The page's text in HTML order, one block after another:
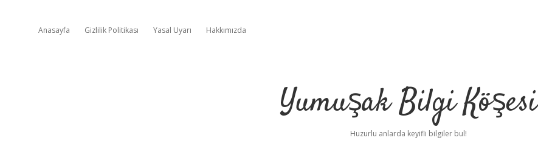
Anasayfa Gizlilik Politikası Yasal Uyarı Hakkımızda
Yumuşak Bilgi Köşesi
Huzurlu anlarda keyifli bilgiler bul!